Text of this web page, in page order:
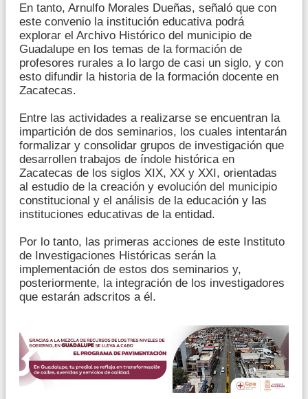
En tanto, Arnulfo Morales Dueñas, señaló que con
este convenio la institución educativa podrá
explorar el Archivo Histórico del municipio de
Guadalupe en los temas de la formación de
profesores rurales a lo largo de casi un siglo, y con
esto difundir la historia de la formación docente en
Zacatecas.
Entre las actividades a realizarse se encuentran la
impartición de dos seminarios, los cuales intentarán
formalizar y consolidar grupos de investigación que
desarrollen trabajos de índole histórica en
Zacatecas de los siglos XIX, XX y XXI, orientadas
al estudio de la creación y evolución del municipio
constitucional y el análisis de la educación y las
instituciones educativas de la entidad.
Por lo tanto, las primeras acciones de este Instituto
de Investigaciones Históricas serán la
implementación de estos dos seminarios y,
posteriormente, la integración de los investigadores
que estarán adscritos a él.